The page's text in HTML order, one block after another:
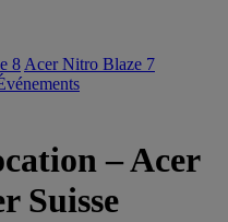
8 Acer Nitro Blaze 7
– Acer
Suisse